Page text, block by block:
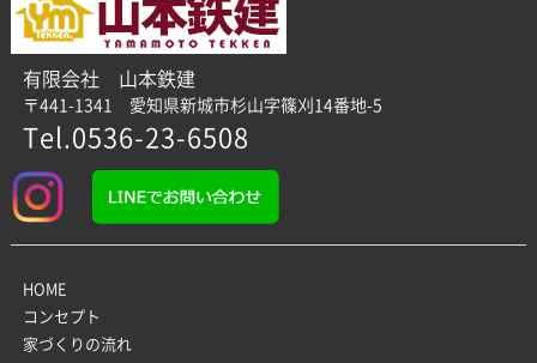
有限会社 山本鉄建
〒441-1341 愛知県新城市杉山字篠刈14番地-5
Tel.0536-23-6508
HOME
コンセプト
家づくりの流れ